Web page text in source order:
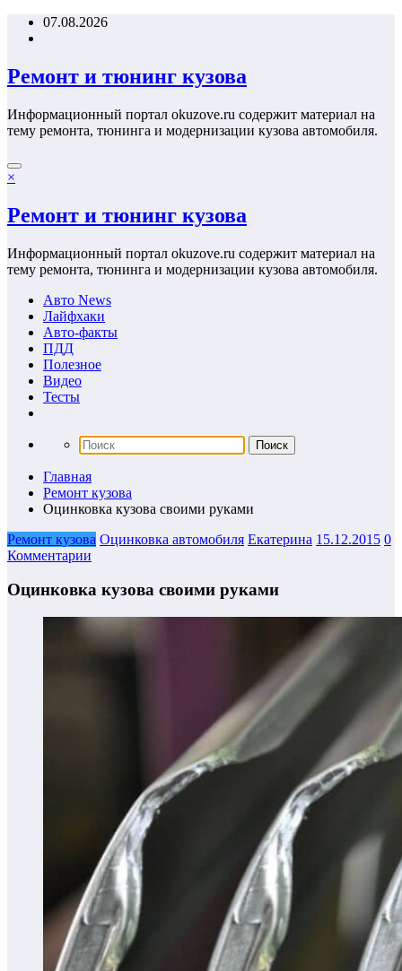
Перейти07.08.2026
Ремонт и тюнинг кузова
Информационный портал okuzove.ru содержит материал на
тему ремонта, тюнинга и модернизации кузова автомобиля.
×
Ремонт и тюнинг кузова
Информационный портал okuzove.ru содержит материал на
тему ремонта, тюнинга и модернизации кузова автомобиля.
Авто News
Лайфхаки
Авто-факты
ПДД
Полезное
Видео
Тесты
Главная
Ремонт кузова
Оцинковка кузова своими руками
Ремонт кузова Оцинковка автомобиля Екатерина 15.12.2015 0
Комментарии
Оцинковка кузова своими руками